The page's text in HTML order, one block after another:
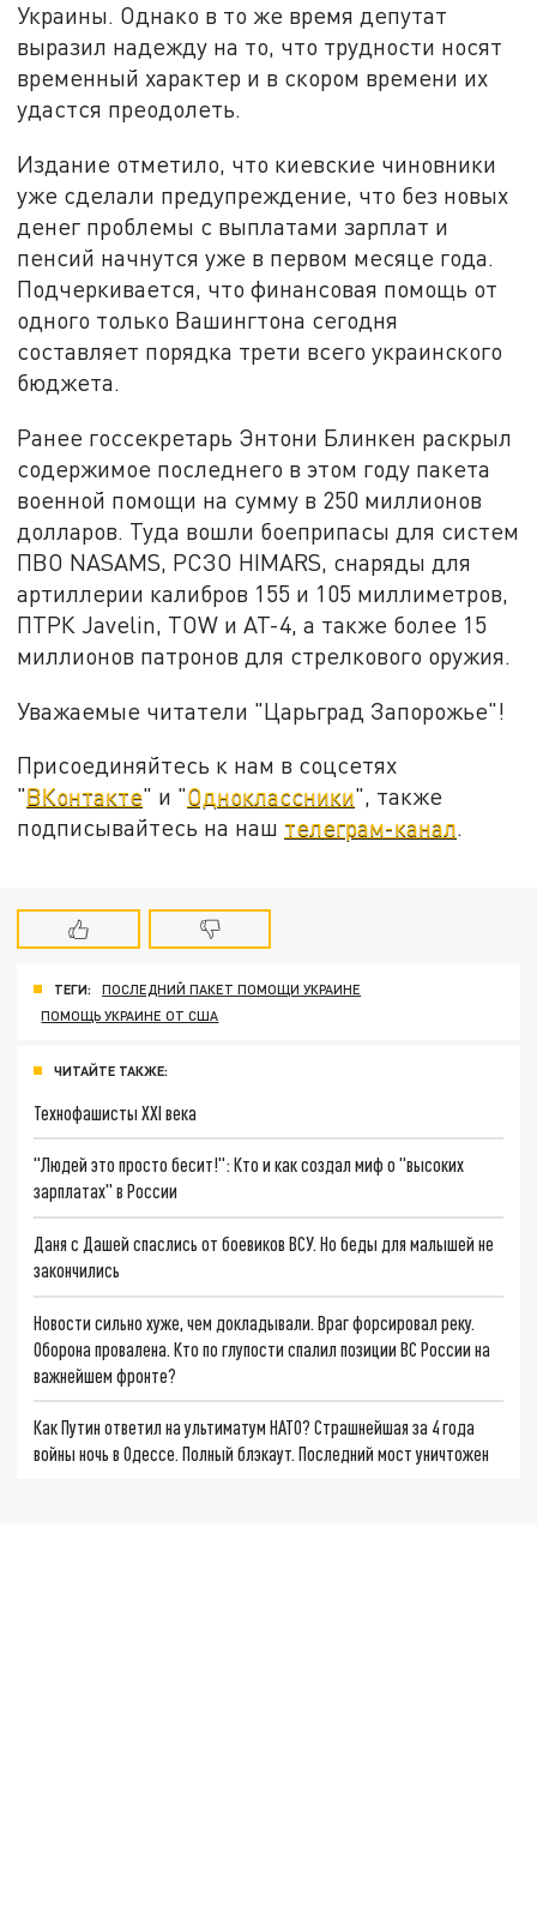
Украины. Однако в то же время депутат
выразил надежду на то, что трудности носят
временный характер и в скором времени их
удастся преодолеть.
Издание отметило, что киевские чиновники
уже сделали предупреждение, что без новых
денег проблемы с выплатами зарплат и
пенсий начнутся уже в первом месяце года.
Подчеркивается, что финансовая помощь от
одного только Вашингтона сегодня
составляет порядка трети всего украинского
бюджета.
Ранее госсекретарь Энтони Блинкен раскрыл
содержимое последнего в этом году пакета
военной помощи на сумму в 250 миллионов
долларов. Туда вошли боеприпасы для систем
ПВО NASAMS, РСЗО HIMARS, снаряды для
артиллерии калибров 155 и 105 миллиметров,
ПТРК Javelin, TOW и AT-4, а также более 15
миллионов патронов для стрелкового оружия.
Уважаемые читатели "Царьград Запорожье"!
Присоединяйтесь к нам в соцсетях
"ВКонтакте" и "Одноклассники", также
подписывайтесь на наш телеграм-канал.
ТЕГИ:
ПОСЛЕДНИЙ ПАКЕТ ПОМОЩИ УКРАИНЕ
ПОМОЩЬ УКРАИНЕ ОТ США
ЧИТАЙТЕ ТАКЖЕ:
Технофашисты XXI века
"Людей это просто бесит!": Кто и как создал миф о "высоких
зарплатах" в России
Даня с Дашей спаслись от боевиков ВСУ. Но беды для малышей не
закончились
Новости сильно хуже, чем докладывали. Враг форсировал реку.
Оборона провалена. Кто по глупости спалил позиции ВС России на
важнейшем фронте?
Как Путин ответил на ультиматум НАТО? Страшнейшая за 4 года
войны ночь в Одессе. Полный блэкаут. Последний мост уничтожен